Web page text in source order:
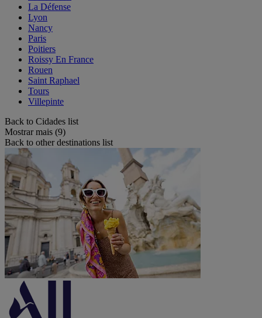
La Défense
Lyon
Nancy
Paris
Poitiers
Roissy En France
Rouen
Saint Raphael
Tours
Villepinte
Back to Cidades list
Mostrar mais (9)
Back to other destinations list